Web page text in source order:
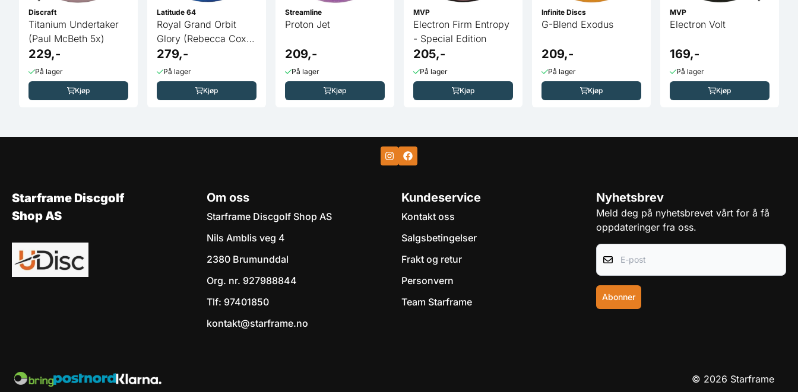
Discraft
Titanium Undertaker
(Paul McBeth 5x)
229,-
På lager
Kjøp
Latitude 64
Royal Grand Orbit
Glory (Rebecca Cox
Team Series)
279,-
På lager
Kjøp
Streamline
Proton Jet
209,-
På lager
Kjøp
MVP
Electron Firm Entropy
- Special Edition
205,-
På lager
Kjøp
Infinite Discs
G-Blend Exodus
209,-
På lager
Kjøp
MVP
Electron Volt
169,-
På lager
Kjøp
Starframe Discgolf
Shop AS
Om oss
Starframe Discgolf Shop AS
Nils Amblis veg 4
2380 Brumunddal
Org. nr. 927988844
Tlf: 97401850
kontakt@starframe.no
Kundeservice
Kontakt oss
Salgsbetingelser
Frakt og retur
Personvern
Team Starframe
Nyhetsbrev
Meld deg på nyhetsbrevet vårt for å få
oppdateringer fra oss.
E-post
Abonner
© 2026 Starframe